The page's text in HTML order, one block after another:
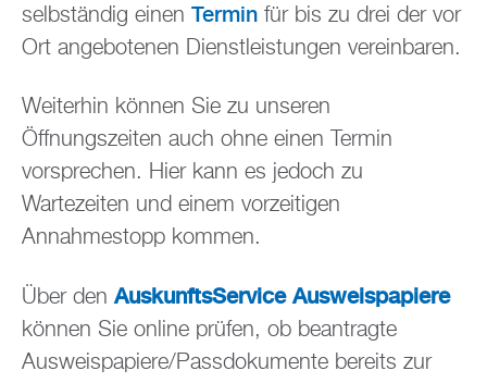
selbständig einen Termin für bis zu drei der vor
Ort angebotenen Dienstleistungen vereinbaren.
Weiterhin können Sie zu unseren
Öffnungszeiten auch ohne einen Termin
vorsprechen. Hier kann es jedoch zu
Wartezeiten und einem vorzeitigen
Annahmestopp kommen.
Über denAuskunftsService Ausweispapiere
können Sie online prüfen, ob beantragte
Ausweispapiere/Passdokumente bereits zur